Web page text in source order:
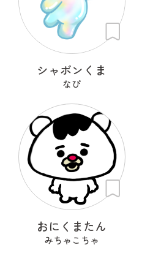
シャボンくま
なぴ
おにくまたん
みちゃこちゃ